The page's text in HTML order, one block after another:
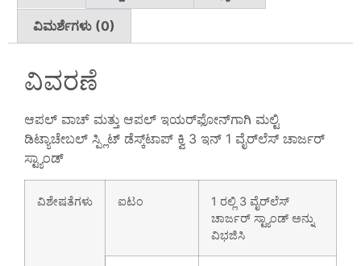
ವಿಮರ್ಶೆಗಳು (0)
ವಿವರಣೆ
ಆಪಲ್ ವಾಚ್ ಮತ್ತು ಆಪಲ್ ಇಯರ್‌ಫೋನ್‌ಗಾಗಿ ಮಲ್ಟಿ
ಡಿಟ್ಯಾಚೇಬಲ್ ಸ್ಪ್ಲಿಟ್ ಡೆಸ್ಕ್‌ಟಾಪ್ ಕ್ವಿ 3 ಇನ್ 1 ವೈರ್‌ಲೆಸ್ ಚಾರ್ಜರ್
ಸ್ಟ್ಯಾಂಡ್
ವಿಶೇಷತೆಗಳು ಐಟಂ
1 ರಲ್ಲಿ 3 ವೈರ್‌ಲೆಸ್
ಚಾರ್ಜರ್ ಸ್ಟ್ಯಾಂಡ್ ಅನ್ನು
ವಿಭಜಿಸಿ